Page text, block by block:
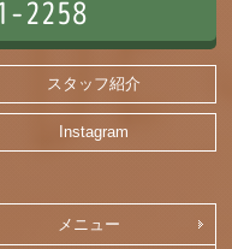
2258
スタッフ紹介
Instagram
メニュー